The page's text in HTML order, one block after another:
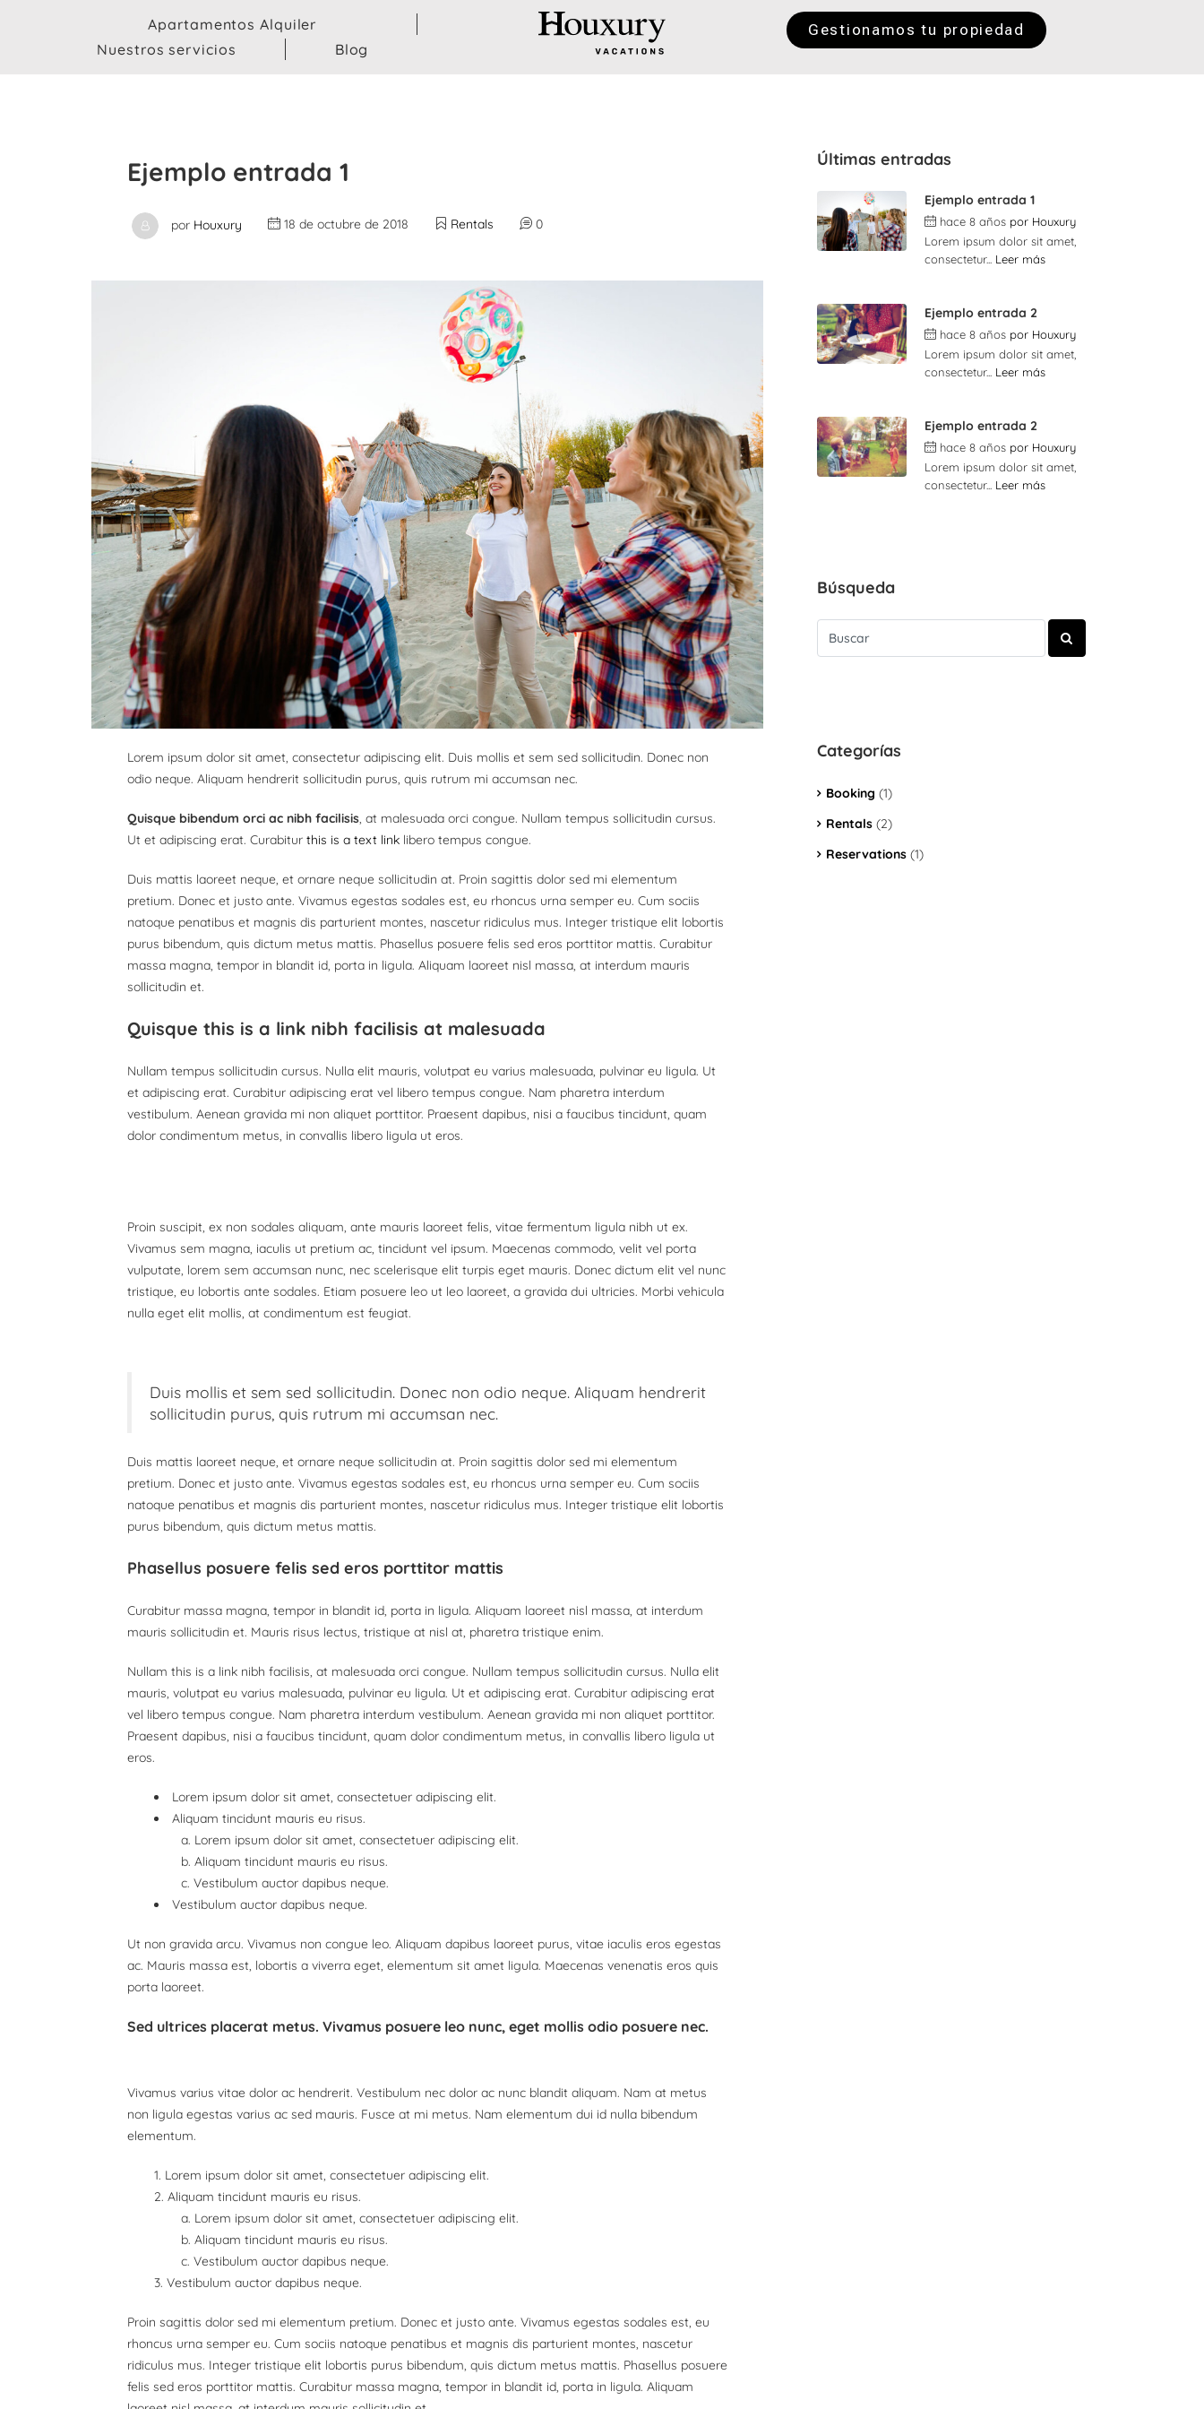
Apartamentos Alquiler
Nuestros servicios
Blog
Gestionamos tu propiedad
Ejemplo entrada 1
por Houxury 18 de octubre de 2018 Rentals 0
Lorem ipsum dolor sit amet, consectetur adipiscing elit. Duis mollis et sem sed sollicitudin. Donec non
odio neque. Aliquam hendrerit sollicitudin purus, quis rutrum mi accumsan nec.
Quisque bibendum orci ac nibh facilisis, at malesuada orci congue. Nullam tempus sollicitudin cursus.
Ut et adipiscing erat. Curabitur this is a text link libero tempus congue.
Duis mattis laoreet neque, et ornare neque sollicitudin at. Proin sagittis dolor sed mi elementum
pretium. Donec et justo ante. Vivamus egestas sodales est, eu rhoncus urna semper eu. Cum sociis
natoque penatibus et magnis dis parturient montes, nascetur ridiculus mus. Integer tristique elit lobortis
purus bibendum, quis dictum metus mattis. Phasellus posuere felis sed eros porttitor mattis. Curabitur
massa magna, tempor in blandit id, porta in ligula. Aliquam laoreet nisl massa, at interdum mauris
sollicitudin et.
Quisque this is a link nibh facilisis at malesuada
Nullam tempus sollicitudin cursus. Nulla elit mauris, volutpat eu varius malesuada, pulvinar eu ligula. Ut
et adipiscing erat. Curabitur adipiscing erat vel libero tempus congue. Nam pharetra interdum
vestibulum. Aenean gravida mi non aliquet porttitor. Praesent dapibus, nisi a faucibus tincidunt, quam
dolor condimentum metus, in convallis libero ligula ut eros.
Proin suscipit, ex non sodales aliquam, ante mauris laoreet felis, vitae fermentum ligula nibh ut ex.
Vivamus sem magna, iaculis ut pretium ac, tincidunt vel ipsum. Maecenas commodo, velit vel porta
vulputate, lorem sem accumsan nunc, nec scelerisque elit turpis eget mauris. Donec dictum elit vel nunc
tristique, eu lobortis ante sodales. Etiam posuere leo ut leo laoreet, a gravida dui ultricies. Morbi vehicula
nulla eget elit mollis, at condimentum est feugiat.
Duis mollis et sem sed sollicitudin. Donec non odio neque. Aliquam hendrerit
sollicitudin purus, quis rutrum mi accumsan nec.
Duis mattis laoreet neque, et ornare neque sollicitudin at. Proin sagittis dolor sed mi elementum
pretium. Donec et justo ante. Vivamus egestas sodales est, eu rhoncus urna semper eu. Cum sociis
natoque penatibus et magnis dis parturient montes, nascetur ridiculus mus. Integer tristique elit lobortis
purus bibendum, quis dictum metus mattis.
Phasellus posuere felis sed eros porttitor mattis
Curabitur massa magna, tempor in blandit id, porta in ligula. Aliquam laoreet nisl massa, at interdum
mauris sollicitudin et. Mauris risus lectus, tristique at nisl at, pharetra tristique enim.
Nullam this is a link nibh facilisis, at malesuada orci congue. Nullam tempus sollicitudin cursus. Nulla elit
mauris, volutpat eu varius malesuada, pulvinar eu ligula. Ut et adipiscing erat. Curabitur adipiscing erat
vel libero tempus congue. Nam pharetra interdum vestibulum. Aenean gravida mi non aliquet porttitor.
Praesent dapibus, nisi a faucibus tincidunt, quam dolor condimentum metus, in convallis libero ligula ut
eros.
Lorem ipsum dolor sit amet, consectetuer adipiscing elit.
Aliquam tincidunt mauris eu risus.
Lorem ipsum dolor sit amet, consectetuer adipiscing elit.
Aliquam tincidunt mauris eu risus.
Vestibulum auctor dapibus neque.
Vestibulum auctor dapibus neque.
Ut non gravida arcu. Vivamus non congue leo. Aliquam dapibus laoreet purus, vitae iaculis eros egestas
ac. Mauris massa est, lobortis a viverra eget, elementum sit amet ligula. Maecenas venenatis eros quis
porta laoreet.
Sed ultrices placerat metus. Vivamus posuere leo nunc, eget mollis odio posuere nec.
Vivamus varius vitae dolor ac hendrerit. Vestibulum nec dolor ac nunc blandit aliquam. Nam at metus
non ligula egestas varius ac sed mauris. Fusce at mi metus. Nam elementum dui id nulla bibendum
elementum.
Lorem ipsum dolor sit amet, consectetuer adipiscing elit.
Aliquam tincidunt mauris eu risus.
Lorem ipsum dolor sit amet, consectetuer adipiscing elit.
Aliquam tincidunt mauris eu risus.
Vestibulum auctor dapibus neque.
Vestibulum auctor dapibus neque.
Proin sagittis dolor sed mi elementum pretium. Donec et justo ante. Vivamus egestas sodales est, eu
rhoncus urna semper eu. Cum sociis natoque penatibus et magnis dis parturient montes, nascetur
ridiculus mus. Integer tristique elit lobortis purus bibendum, quis dictum metus mattis. Phasellus posuere
felis sed eros porttitor mattis. Curabitur massa magna, tempor in blandit id, porta in ligula. Aliquam
Últimas entradas
Ejemplo entrada 1
hace 8 años por Houxury
Lorem ipsum dolor sit amet,
consectetur... Leer más
Ejemplo entrada 2
hace 8 años por Houxury
Lorem ipsum dolor sit amet,
consectetur... Leer más
Ejemplo entrada 2
hace 8 años por Houxury
Lorem ipsum dolor sit amet,
consectetur... Leer más
Búsqueda
Categorías
Booking (1)
Rentals (2)
Reservations (1)